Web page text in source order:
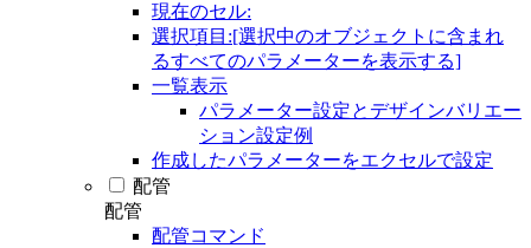
現在のセル:
選択項目:[選択中のオブジェクトに含まれ
るすべてのパラメーターを表示する]
一覧表示
パラメーター設定とデザインバリエー
ション設定例
作成したパラメーターをエクセルで設定
配管
配管
配管コマンド